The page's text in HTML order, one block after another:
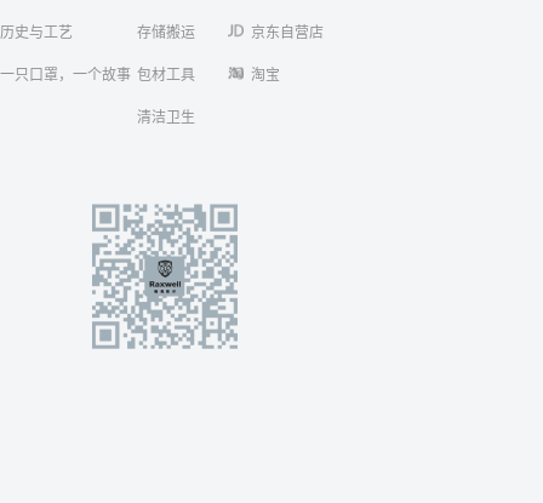
历史与工艺
一只口罩，一个故事
存储搬运
包材工具
清洁卫生
京东自营店
淘宝